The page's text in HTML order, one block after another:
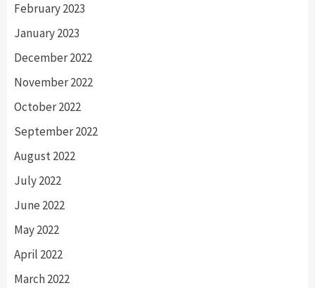
February 2023
January 2023
December 2022
November 2022
October 2022
September 2022
August 2022
July 2022
June 2022
May 2022
April 2022
March 2022